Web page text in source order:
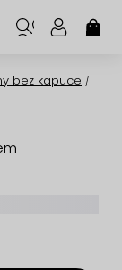
bez kapuce /